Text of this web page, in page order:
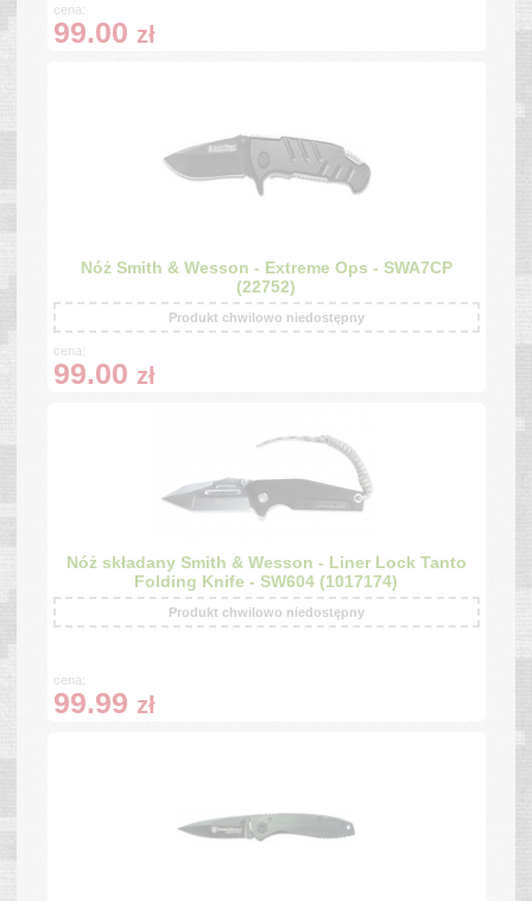
cena:
99.00 zł
Nóż Smith & Wesson - Extreme Ops - SWA7CP
(22752)
Produkt chwilowo niedostępny
cena:
99.00 zł
Nóż składany Smith & Wesson - Liner Lock Tanto
Folding Knife - SW604 (1017174)
Produkt chwilowo niedostępny
cena:
99.99 zł